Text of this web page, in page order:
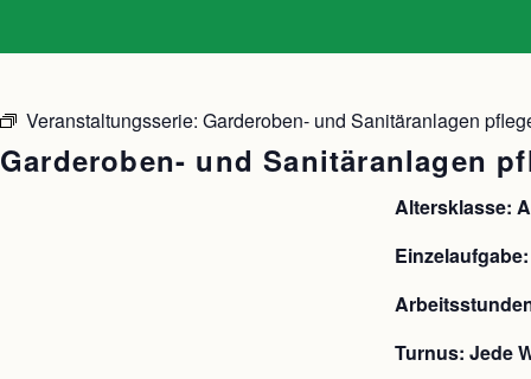
Veranstaltungsserie: Garderoben- und Sanitäranlagen
Garderoben- und Sanitäranlagen
Altersklasse:
Turnus: Jede